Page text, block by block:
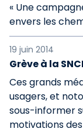
« Une
envers les
19 juin 2014
Grève à la
Ces grands
usagers, et
sous-informer
motivations